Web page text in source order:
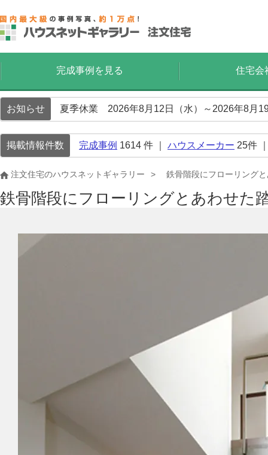
完成事例を見る 住宅会
お知らせ 夏季休業 2026年8月12日（水）～2026年8月
掲載情報件数 完成事例 1614 件 ｜ ハウスメーカー 25件
注文住宅のハウスネットギャラリー 鉄骨階段にフローリング
鉄骨階段にフローリングとあわせた